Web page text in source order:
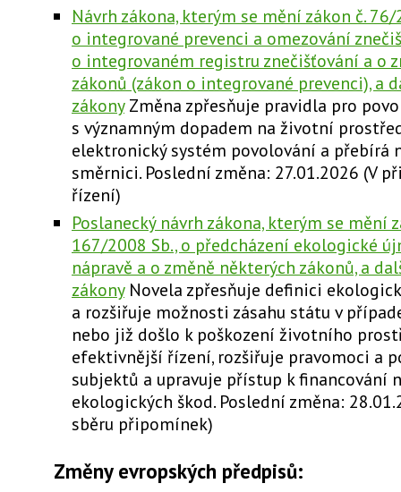
Návrh zákona, kterým se mění zákon č. 76/
o integrované prevenci a omezování
o integrovaném registru znečišťování a o
zákonů (zákon o integrované prevenci), a
zákonyZměna zpřesňuje pravidla pro
s významným dopadem na životní
elektronický systém povolování a přebírá
směrnici. Poslední změna: 27.01.2026 (V
řízení)
Poslanecký návrh zákona, kterým se mění
167/2008 Sb., o předcházení ekologické
nápravě a o změně některých zákonů, a
zákonyNovela zpřesňuje definici
a rozšiřuje možnosti zásahu státu v
nebo již došlo k poškození životního
efektivnější řízení, rozšiřuje pravomoci a
subjektů a upravuje přístup k financování
ekologických škod. Poslední změna:
sběru připomínek)
Změny evropských předpisů: